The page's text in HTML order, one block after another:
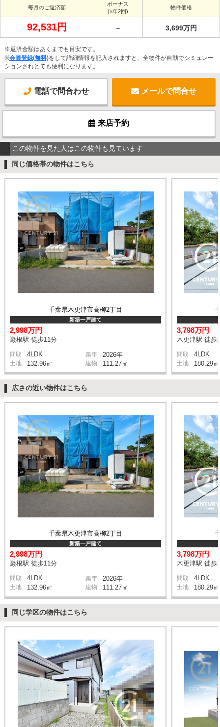
毎月のご返済額
ボーナス
(×年2回)
物件価格
92,531円 － 3,699万円
※返済金額はあくまでも目安です。
※会員登録(無料)をして詳細情報を記入されますと、全物件が自動でシミュレー
ションされとても便利になります。
電話で問合わせ メールで問合せ
来店予約
この物件を見た人はこの物件も見ています
同じ価格帯の物件はこちら
千葉県木更津市高柳2丁目
新築一戸建て
2,998万円
巌根駅 徒歩11分
間取 4LDK 築年 2026年
土地 132.96㎡ 建物 111.27㎡
3,798万円
木更津駅 徒歩
間取 4LDK
土地 180.29㎡
広さの近い物件はこちら
千葉県木更津市高柳2丁目
新築一戸建て
2,998万円
巌根駅 徒歩11分
間取 4LDK 築年 2026年
土地 132.96㎡ 建物 111.27㎡
3,798万円
木更津駅 徒歩
間取 4LDK
土地 180.29㎡
同じ学区の物件はこちら